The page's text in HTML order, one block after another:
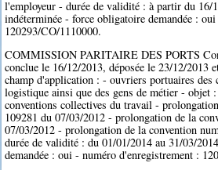
l'employeur - durée de validité : à partir du 16/
indéterminée - force obligatoire demandée :
120293/CO/1110000.
COMMISSION PARITAIRE DES PORTS
conclue le 16/12/2013, déposée le 23/12/2013
champ d'application : - ouvriers portuaires des
logistique ainsi que des gens de métier - objet
conventions collectives du travail -
109281 du 07/03/2012 - prolongation de la
07/03/2012 - prolongation de la convention
durée de validité : du 01/01/2014 au 31/03/
demandée : oui - numéro d'enregistrement :